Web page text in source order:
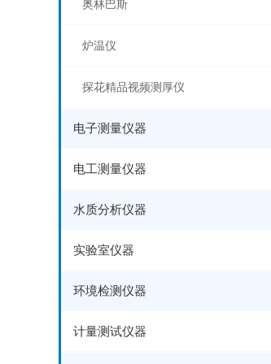
奥林巴斯
炉温仪
探花精品视频测厚仪
电子测量仪器
电工测量仪器
水质分析仪器
实验室仪器
环境检测仪器
计量测试仪器